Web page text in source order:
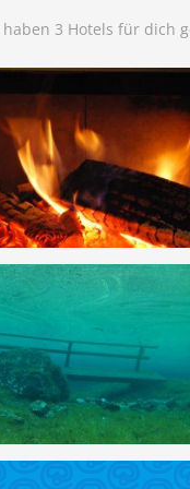
3 Hotels für dich